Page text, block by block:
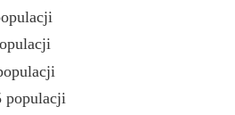
populacji